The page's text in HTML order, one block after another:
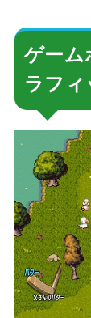
ゲーム
ラフィ